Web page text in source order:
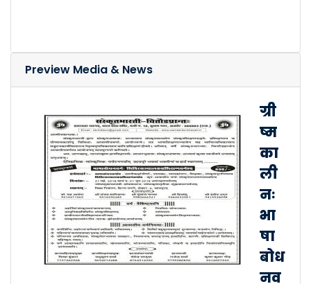
Preview Media & News
ग्री
ष्म
का
ली
नः
भा
षा
बोध
नव